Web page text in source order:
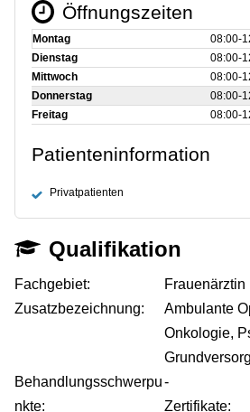
Öffnungszeiten
Montag
Dienstag
Mittwoch
Donnerstag
Freitag
Patienteninformation
Privatpatienten
Qualifikation
Fachgebiet:
Frauenärztin
Zusatzbezeichnung:
Ambulante
Onkologie,
Behandlungsschwerpu
nkte:
-
Zertifikate: